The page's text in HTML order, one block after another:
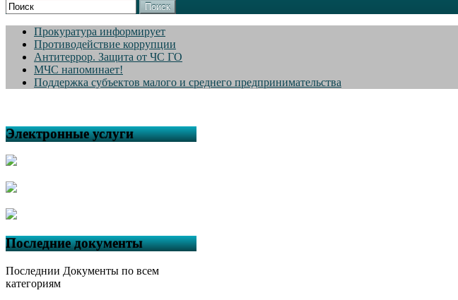
Поиск
Прокуратура информирует
Противодействие коррупции
Антитеррор. Защита от ЧС ГО
МЧС напоминает!
Поддержка субъектов малого и среднего предпринимательства
Электронные услуги
Последние документы
Последнии Документы по всем
категориям